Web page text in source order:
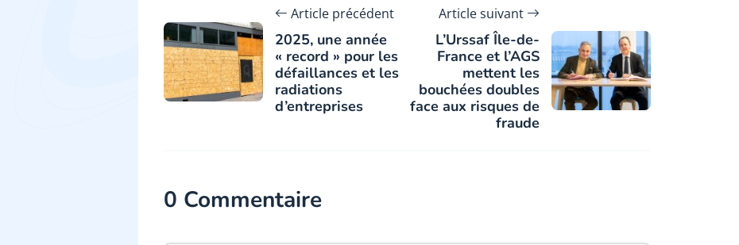
Article précédent
2025, une année
« record » pour les
défaillances et les
radiations
d’entreprises
Article suivant
L’Urssaf Île-de-
France et l’AGS
mettent les
bouchées doubles
face aux risques de
fraude
0 Commentaire